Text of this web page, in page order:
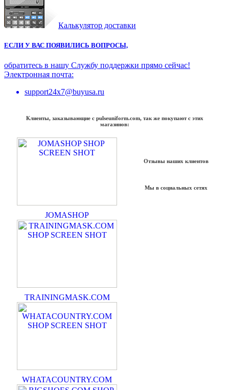
Калькулятор доставки
ЕСЛИ У ВАС ПОЯВИЛИСЬ ВОПРОСЫ,
обратитесь в нашу Службу поддержки прямо сейчас!
Электронная почта:
support24x7@buyusa.ru
Клиенты, заказывающие с pulseuniform.com, так же покупают с этих
магазинов:
JOMASHOP
TRAININGMASK.COM
WHATACOUNTRY.COM
Отзывы наших клиентов
Мы в социальных сетях